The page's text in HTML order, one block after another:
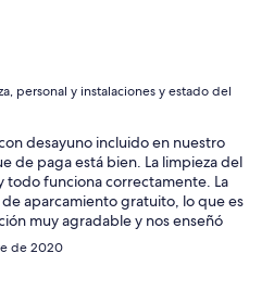
personal y instalaciones y estado del
desayuno incluido en nuestro
de paga está bien. La limpieza del
todo funciona correctamente. La
aparcamiento gratuito, lo que es
muy agradable y nos enseñó
cama es lo que falla: colchón
baja. Calidad precio está
que visitamos en rías baixas.
de 2020